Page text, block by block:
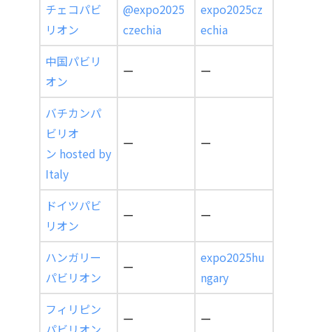
チェコパビ
リオン
@expo2025
czechia
expo2025cz
echia
中国パビリ
オン
ー ー
バチカンパ
ビリオ
ン hosted by
Italy
ー ー
ドイツパビ
リオン
ー ー
ハンガリー
パビリオン
ー
expo2025hu
ngary
フィリピン
ー ー